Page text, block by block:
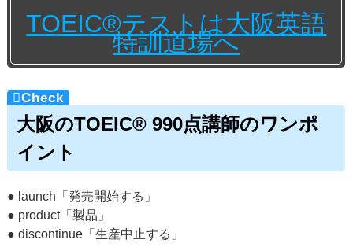
TOEIC®テストは大阪英語
特訓道場へ
大阪のTOEIC® 990点講師のワンポ
イント
● launch「発売開始する」
● product「製品」
● discontinue「生産中止する」